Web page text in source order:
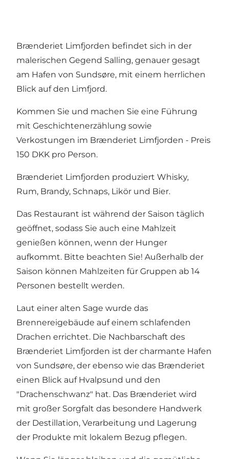
Brænderiet Limfjorden befindet sich in der
malerischen Gegend Salling, genauer gesagt
am Hafen von Sundsøre, mit einem herrlichen
Blick auf den Limfjord.
Kommen Sie und machen Sie eine Führung
mit Geschichtenerzählung sowie
Verkostungen im Brænderiet Limfjorden - Preis
150 DKK pro Person.
Brænderiet Limfjorden produziert Whisky,
Rum, Brandy, Schnaps, Likör und Bier.
Das Restaurant ist während der Saison täglich
geöffnet, sodass Sie auch eine Mahlzeit
genießen können, wenn der Hunger
aufkommt. Bitte beachten Sie! Außerhalb der
Saison können Mahlzeiten für Gruppen ab 14
Personen bestellt werden.
Laut einer alten Sage wurde das
Brennereigebäude auf einem schlafenden
Drachen errichtet. Die Nachbarschaft des
Brænderiet Limfjorden ist der charmante Hafen
von Sundsøre, der ebenso wie das Brænderiet
einen Blick auf Hvalpsund und den
"Drachenschwanz" hat. Das Brænderiet wird
mit großer Sorgfalt das besondere Handwerk
der Destillation, Verarbeitung und Lagerung
der Produkte mit lokalem Bezug pflegen.